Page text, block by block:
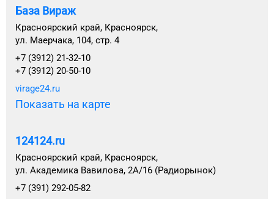
База Вираж
Красноярский край, Красноярск,
ул. Маерчака, 104, стр. 4
+7 (3912) 21-32-10
+7 (3912) 20-50-10
virage24.ru
Показать на карте
124124.ru
Красноярский край, Красноярск,
ул. Академика Вавилова, 2А/16 (Радиорынок)
+7 (391) 292-05-82